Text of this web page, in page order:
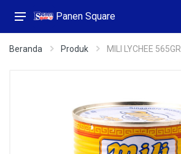
Panen Square
Beranda Produk MILI LYCHEE 565GR